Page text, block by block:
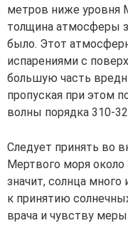
метров ниже уровня
толщина атмосферы
было. Этот
испарениями с
большую часть
пропуская при этом
волны порядка 310-
Следует принять во
Мертвого моря около
значит, солнца много
к принятию
врача и чувству меры.